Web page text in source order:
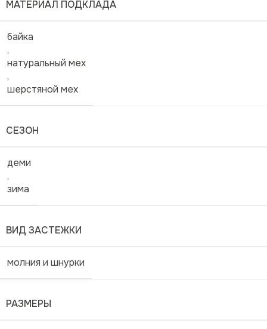
МАТЕРИАЛ ПОДКЛАДА
байка
,
натуральный мех
,
шерстяной мех
СЕЗОН
деми
,
зима
ВИД ЗАСТЕЖКИ
молния и шнурки
РАЗМЕРЫ